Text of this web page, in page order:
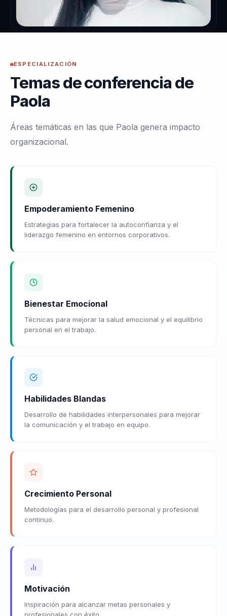
ESPECIALIZACIÓN
Temas de conferencia de
Paola
Áreas temáticas en las que Paola genera impacto
organizacional.
Empoderamiento Femenino
Estrategias para fortalecer la autoconfianza y el
liderazgo femenino en entornos corporativos.
Bienestar Emocional
Técnicas para mejorar la salud emocional y el equilibrio
personal en el trabajo.
Habilidades Blandas
Desarrollo de habilidades interpersonales para mejorar
la comunicación y el trabajo en equipo.
Crecimiento Personal
Metodologías para el desarrollo personal y profesional
continuo.
Motivación
Inspiración para alcanzar metas personales y